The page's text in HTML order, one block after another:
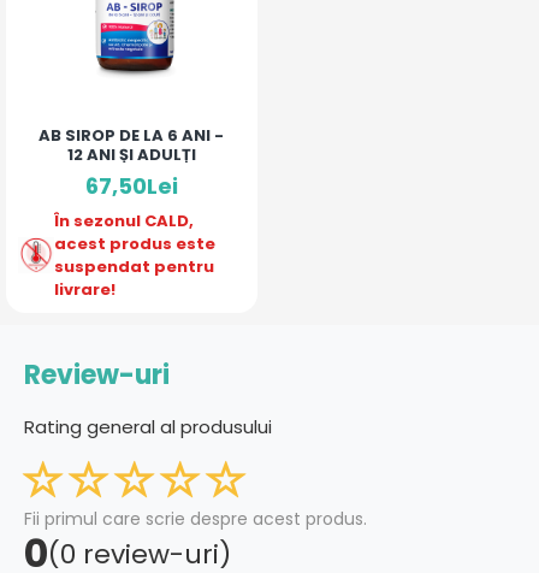
AB SIROP DE LA 6 ANI -
12 ANI ȘI ADULȚI
67,50Lei
În sezonul CALD,
acest produs este
suspendat pentru
livrare!
Review-uri
Rating general al produsului
Fii primul care scrie despre acest produs.
0(0 review-uri)